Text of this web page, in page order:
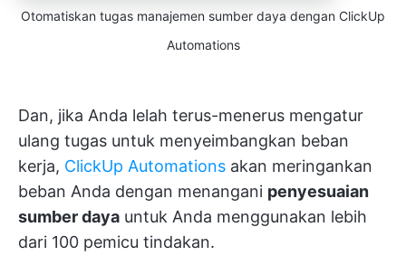
Otomatiskan tugas manajemen sumber daya dengan ClickUp
Automations
Dan, jika Anda lelah terus-menerus mengatur
ulang tugas untuk menyeimbangkan beban
kerja, ClickUp Automations akan meringankan
beban Anda dengan menangani penyesuaian
sumber daya untuk Anda menggunakan lebih
dari 100 pemicu tindakan.